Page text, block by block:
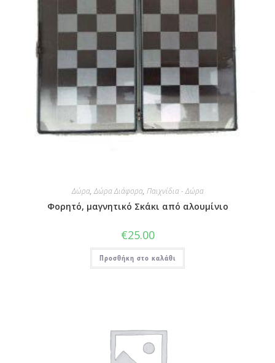
Δώρα,Δώρα Διάφορα, Παιχνίδια - Δώρα
Φορητό, μαγνητικό Σκάκι από αλουμίνιο
€25.00
Προσθήκη στο καλάθι